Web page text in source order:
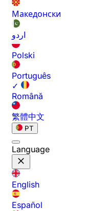
Македонски
اردو
Polski
Português
✓
Română
繁體中文
PT
Language
English
Español